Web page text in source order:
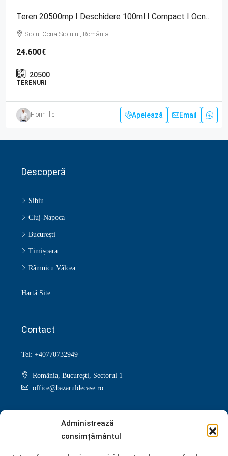
Administrează
consimțământul
Teren 20500mp I Deschidere 100ml I Compact I Ocna Sibiului
Sibiu, Ocna Sibiului, România
24.600€
20500
TERENURI
Florin Ilie Apelează Email
Descoperă
Sibiu
Cluj-Napoca
București
Timișoara
Râmnicu Vâlcea
Hartă Site
Contact
Tel: +40770732949
România, București, Sectorul 1
office@bazaruldecase.ro